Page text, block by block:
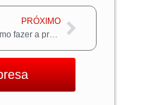
PRÓXIMOPróximo